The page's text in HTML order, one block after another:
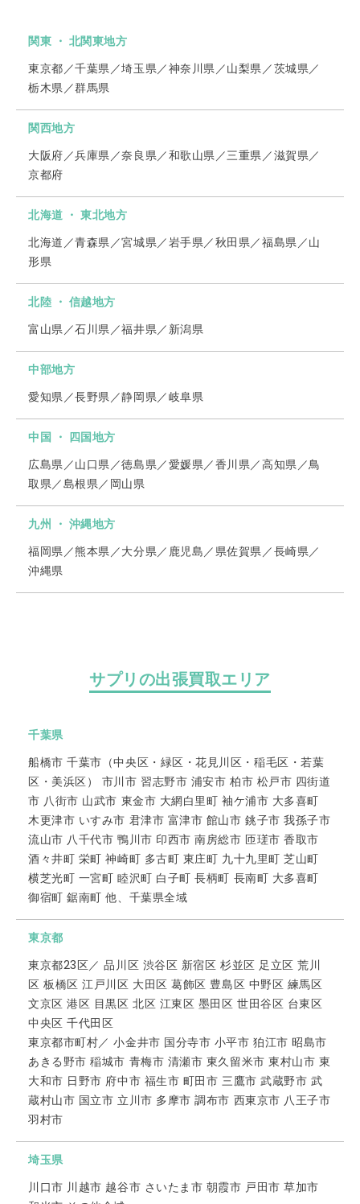
関東 ・ 北関東地方
東京都／千葉県／埼玉県／神奈川県／山梨県／茨城県／
栃木県／群馬県
関西地方
大阪府／兵庫県／奈良県／和歌山県／三重県／滋賀県／
京都府
北海道 ・ 東北地方
北海道／青森県／宮城県／岩手県／秋田県／福島県／山
形県
北陸 ・ 信越地方
富山県／石川県／福井県／新潟県
中部地方
愛知県／長野県／静岡県／岐阜県
中国 ・ 四国地方
広島県／山口県／徳島県／愛媛県／香川県／高知県／鳥
取県／島根県／岡山県
九州 ・ 沖縄地方
福岡県／熊本県／大分県／鹿児島／県佐賀県／長崎県／
沖縄県
サプリの出張買取エリア
千葉県
船橋市 千葉市（中央区・緑区・花見川区・稲毛区・若葉
区・美浜区） 市川市 習志野市 浦安市 柏市 松戸市 四街道
市 八街市 山武市 東金市 大網白里町 袖ケ浦市 大多喜町
木更津市 いすみ市 君津市 富津市 館山市 銚子市 我孫子市
流山市 八千代市 鴨川市 印西市 南房総市 匝瑳市 香取市
酒々井町 栄町 神崎町 多古町 東庄町 九十九里町 芝山町
横芝光町 一宮町 睦沢町 白子町 長柄町 長南町 大多喜町
御宿町 鋸南町 他、千葉県全域
東京都
東京都23区／ 品川区 渋谷区 新宿区 杉並区 足立区 荒川
区 板橋区 江戸川区 大田区 葛飾区 豊島区 中野区 練馬区
文京区 港区 目黒区 北区 江東区 墨田区 世田谷区 台東区
中央区 千代田区
東京都市町村／ 小金井市 国分寺市 小平市 狛江市 昭島市
あきる野市 稲城市 青梅市 清瀬市 東久留米市 東村山市 東
大和市 日野市 府中市 福生市 町田市 三鷹市 武蔵野市 武
蔵村山市 国立市 立川市 多摩市 調布市 西東京市 八王子市
羽村市
埼玉県
川口市 川越市 越谷市 さいたま市 朝霞市 戸田市 草加市